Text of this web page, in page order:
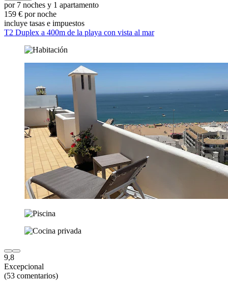
por 7 noches y 1 apartamento
159 € por noche
incluye tasas e impuestos
T2 Duplex a 400m de la playa con vista al mar
9,8
Excepcional
(53 comentarios)